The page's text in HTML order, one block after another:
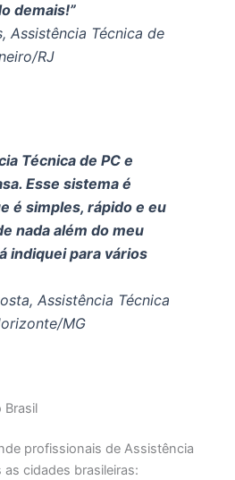
demais!”
Assistência Técnica de
RJ
Técnica de PC e
Esse sistema é
é simples, rápido e eu
nada além do meu
indiquei para vários
Assistência Técnica
MG
Brasil
profissionais de Assistência
cidades brasileiras: